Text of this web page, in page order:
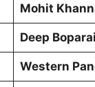
Mohit
Deep Boparai
Western